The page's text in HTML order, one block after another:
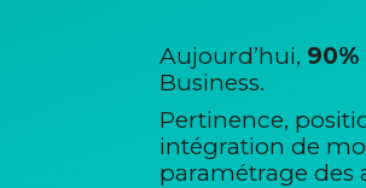
Aujourd’hui,
Business.
Pertinence,
intégration de
paramétrage des